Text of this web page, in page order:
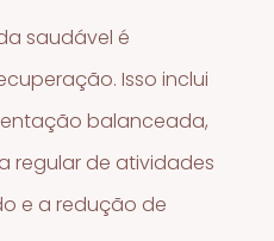
saudável é
Isso inclui
balanceada,
regular de atividades
e a redução de